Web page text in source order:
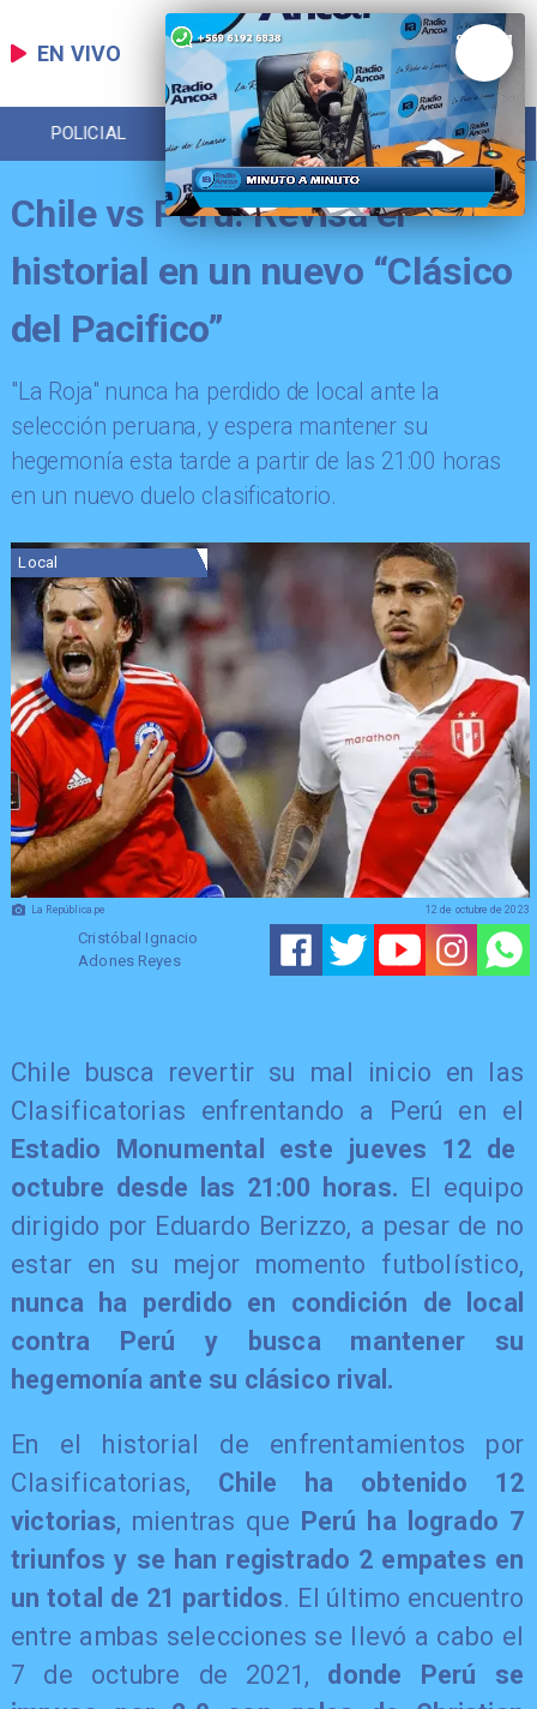
EN VIVO
POLICIAL REGIONAL ECONOMÍA
Chile vs Perú: Revisa el
historial en un nuevo “Clásico
del Pacifico”
"La Roja" nunca ha perdido de local ante la
selección peruana, y espera mantener su
hegemonía esta tarde a partir de las 21:00 horas
en un nuevo duelo clasificatorio.
La República.pe
Local
Cristóbal Ignacio
Adones Reyes
12 de octubre de 2023
Chile busca revertir su mal inicio en las
Clasificatorias enfrentando a Perú en el
Estadio Monumental este jueves 12 de
octubre desde las 21:00 horas. El equipo
dirigido por Eduardo Berizzo, a pesar de no
estar en su mejor momento futbolístico,
nunca ha perdido en condición de local
contra Perú y busca mantener su
hegemonía ante su clásico rival.
En el historial de enfrentamientos por
Clasificatorias, Chile ha obtenido 12
victorias, mientras que Perú ha logrado 7
triunfos y se han registrado 2 empates en
un total de 21 partidos. El último encuentro
entre ambas selecciones se llevó a cabo el
7 de octubre de 2021, donde Perú se